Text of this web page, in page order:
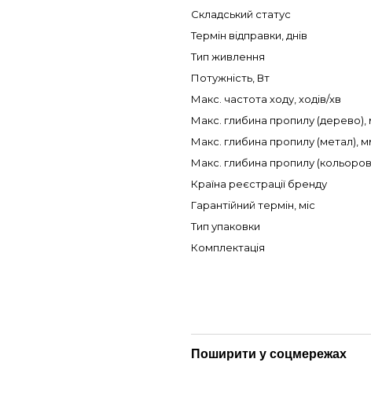
Складський статус
Термін відправки, днів
Тип живлення
Потужність, Вт
Макс. частота ходу, ходів/хв
Макс. глибина пропилу (дерево),
Макс. глибина пропилу (метал),
Макс. глибина пропилу
Країна реєстрації бренду
Гарантійний термін, міс
Тип упаковки
Комплектація
Поширити у соцмережах